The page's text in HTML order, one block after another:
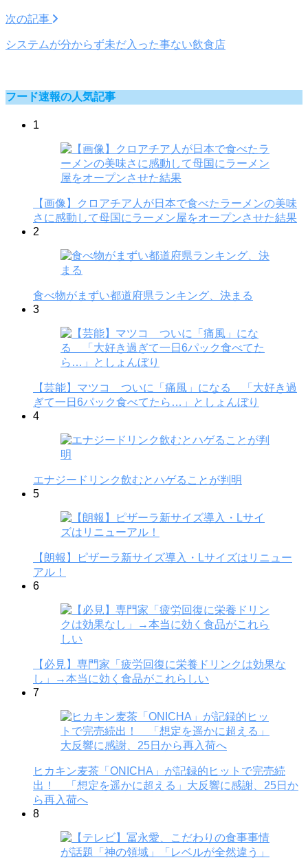
次の記事
システムが分からず未だ入った事ない飲食店
フード速報の人気記事
1
【画像】クロアチア人が日本で食べたラーメンの美味
さに感動して母国にラーメン屋をオープンさせた結果
2
食べ物がまずい都道府県ランキング、決まる
3
【芸能】マツコ ついに「痛風」になる 「大好き過
ぎて一日6パック食べてたら…」としょんぼり
4
エナジードリンク飲むとハゲることが判明
5
【朗報】ピザーラ新サイズ導入・Lサイズはリニュー
アル！
6
【必見】専門家「疲労回復に栄養ドリンクは効果な
し」→本当に効く食品がこれらしい
7
ヒカキン麦茶「ONICHA」が記録的ヒットで完売続
出！ 「想定を遥かに超える」大反響に感謝、25日か
ら再入荷へ
8